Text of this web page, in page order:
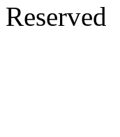
Reserved